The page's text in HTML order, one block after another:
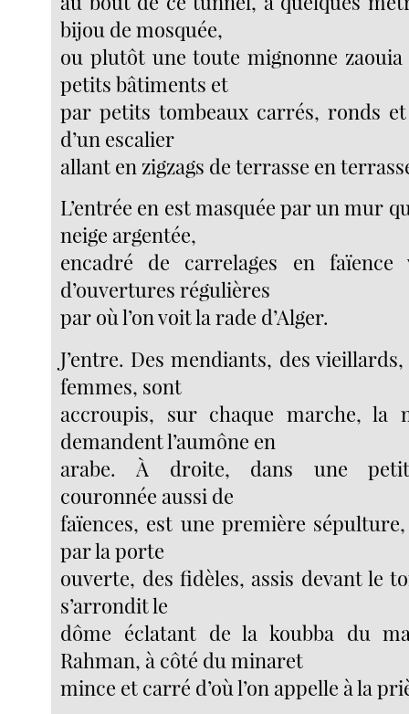
bijou de mosquée,
ou plutôt une toute mignonne zaouia
petits bâtiments et
par petits tombeaux carrés, ronds
d’un escalier
allant en zigzags de terrasse en
L’entrée en est masquée par un mur
neige argentée,
encadré de carrelages en
d’ouvertures régulières
par où l’on voit la rade d’Alger.
J’entre. Des mendiants, des
femmes, sont
accroupis, sur chaque marche, la
demandent l’aumône en
arabe. À droite, dans une
couronnée aussi de
faïences, est une première
par la porte
ouverte, des fidèles, assis devant le
s’arrondit le
dôme éclatant de la koubba du
Rahman, à côté du minaret
mince et carré d’où l’on appelle à la